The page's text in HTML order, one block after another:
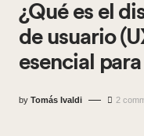
¿Qué es el
de usuario
esencial
by Tomás Ivaldi 2